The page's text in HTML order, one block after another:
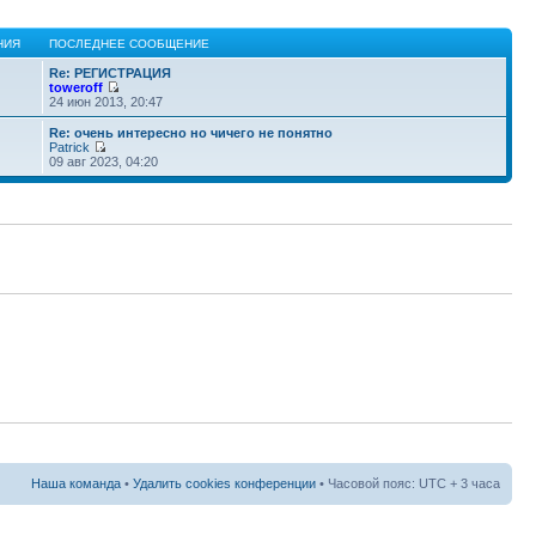
ПОСЛЕДНЕЕ СООБЩЕНИЕ
Re: РЕГИСТРАЦИЯ
toweroff
24 июн 2013, 20:47
Re: очень интересно но чичего не понятно
Patrick
09 авг 2023, 04:20
Наша команда • Удалить cookies конференции • Часовой пояс: UTC + 3 часа